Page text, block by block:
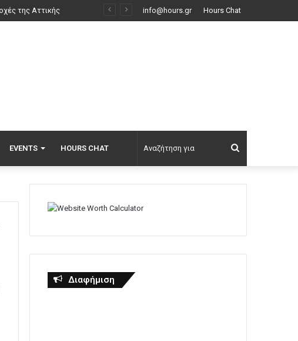
info@hours.gr Hours Chat
EVENTS HOURS CHAT
για
Διαφήμιση